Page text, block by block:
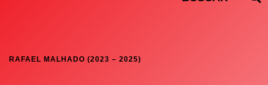
RAFAEL MALHADO (2023 – 2025)